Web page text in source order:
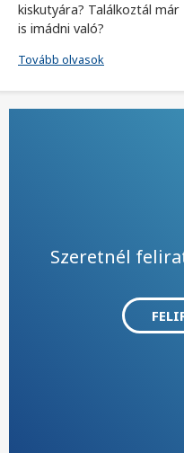
kiskutyára? Találkoztál
is imádni való?
Tovább olvasok
Szeretnél